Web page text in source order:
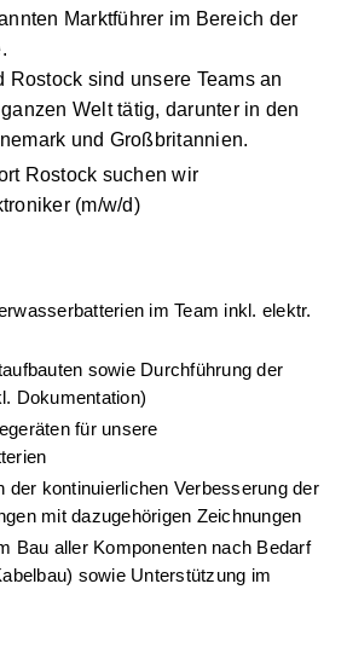
Marktführer im Bereich der
Rostock sind unsere Teams an
Welt tätig, darunter in den
und Großbritannien.
Rostock suchen wir
(m/w/d)
im Team inkl. elektr.
sowie Durchführung der
Dokumentation)
für unsere
der kontinuierlichen Verbesserung der
mit dazugehörigen Zeichnungen
Bau aller Komponenten nach Bedarf
sowie Unterstützung im